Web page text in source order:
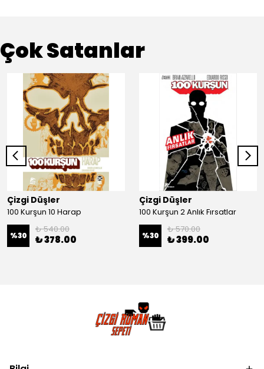
Çok Satanlar
Çizgi Düşler
100 Kurşun 10 Harap
%30
₺ 540.00
₺ 378.00
Çizgi Düşler
100 Kurşun 2 Anlık Fırsatlar
%30
₺ 570.00
₺ 399.00